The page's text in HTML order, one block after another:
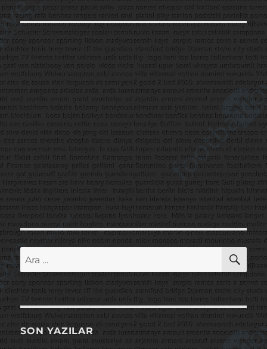
Ara:
SON YAZILAR